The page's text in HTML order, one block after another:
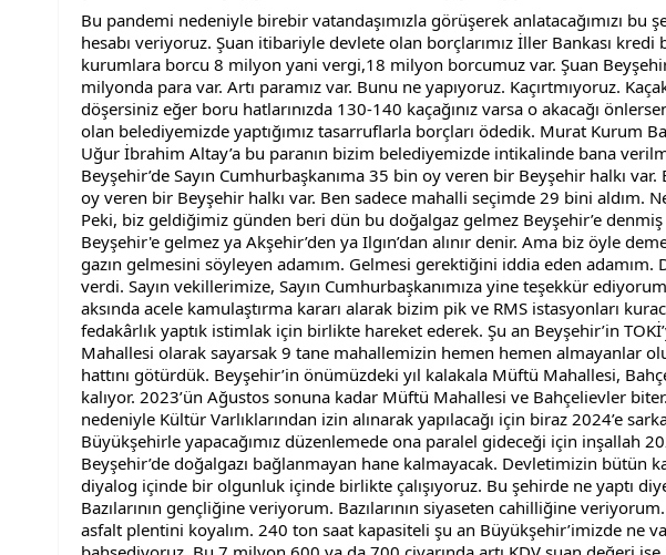
Bu pandemi nedeniyle birebir vatandaşımızla görüşerek anlatacağımızı bu
hesabı veriyoruz. Şuan itibariyle devlete olan borçlarımız İller Bankası
kurumlara borcu 8 milyon yani vergi,18 milyon borcumuz var. Şuan
milyonda para var. Artı paramız var. Bunu ne yapıyoruz. Kaçırtmıyoruz.
döşersiniz eğer boru hatlarınızda 130-140 kaçağınız varsa o akacağı
olan belediyemizde yaptığımız tasarruflarla borçları ödedik. Murat Kurum
Uğur İbrahim Altay’a bu paranın bizim belediyemizde intikalinde bana
Beyşehir’de Sayın Cumhurbaşkanıma 35 bin oy veren bir Beyşehir halkı
oy veren bir Beyşehir halkı var. Ben sadece mahalli seçimde 29 bini aldım.
Peki, biz geldiğimiz günden beri dün bu doğalgaz gelmez Beyşehir’e denmiş
Beyşehir'e gelmez ya Akşehir’den ya Ilgın’dan alınır denir. Ama biz öyle
gazın gelmesini söyleyen adamım. Gelmesi gerektiğini iddia eden
verdi. Sayın vekillerimize, Sayın Cumhurbaşkanımıza yine teşekkür
aksında acele kamulaştırma kararı alarak bizim pik ve RMS istasyonları
fedakârlık yaptık istimlak için birlikte hareket ederek. Şu an Beyşehir’in
Mahallesi olarak sayarsak 9 tane mahallemizin hemen hemen almayanlar
hattını götürdük. Beyşehir’in önümüzdeki yıl kalakala Müftü Mahallesi,
kalıyor. 2023’ün Ağustos sonuna kadar Müftü Mahallesi ve Bahçelievler
nedeniyle Kültür Varlıklarından izin alınarak yapılacağı için biraz 2024’e
Büyükşehirle yapacağımız düzenlemede ona paralel gideceği için inşallah
Beyşehir’de doğalgazı bağlanmayan hane kalmayacak. Devletimizin bütün
diyalog içinde bir olgunluk içinde birlikte çalışıyoruz. Bu şehirde ne yaptı
Bazılarının gençliğine veriyorum. Bazılarının siyaseten cahilliğine
asfalt plentini koyalım. 240 ton saat kapasiteli şu an Büyükşehir’imizde ne